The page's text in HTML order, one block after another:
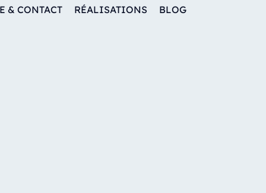
& CONTACT RÉALISATIONS BLOG